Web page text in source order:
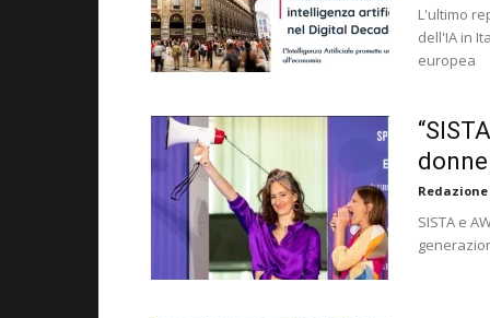
L'ultimo
dell'IA in
europea
SISTA e